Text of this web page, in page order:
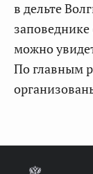
в дельте
можно
По главным